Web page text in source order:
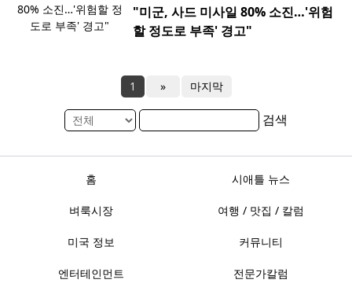
"미군, 사드 미사일 80% 소진…'위험
할 정도로 부족' 경고"
1 » 마지막
검색
홈 시애틀 뉴스
벼룩시장 여행 / 맛집 / 칼럼
미국 정보 커뮤니티
엔터테인먼트 전문가칼럼